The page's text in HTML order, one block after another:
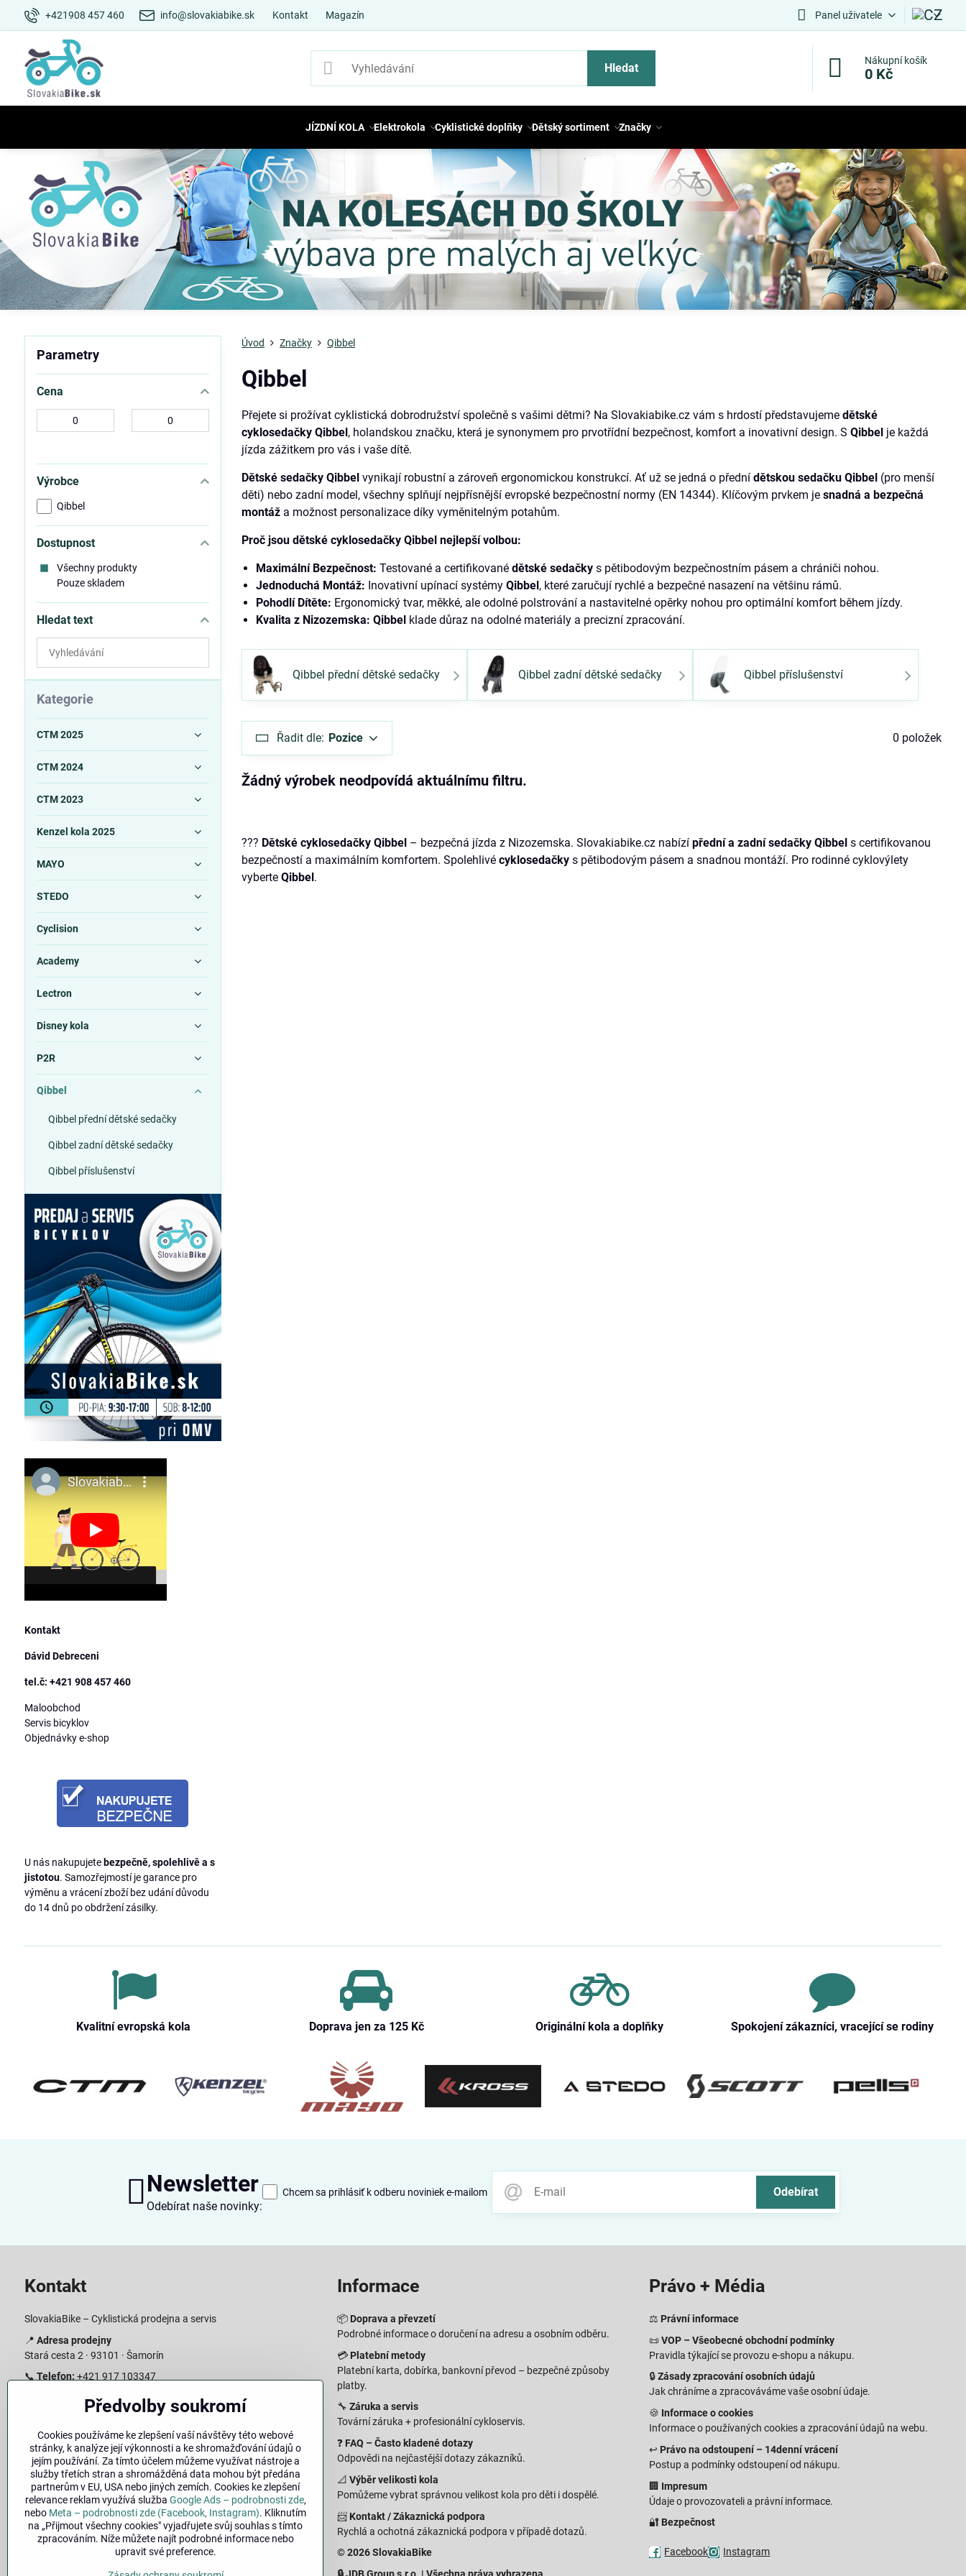
+421908 457 460 info@slovakiabike.sk Kontakt Magazín Panel uživatele
Hledat
Nákupní košík
0 Kč
JÍZDNÍ KOLA Elektrokola Cyklistické doplňky Dětský sortiment Značky
Úvod Značky Qibbel
Qibbel
Přejete si prožívat cyklistická dobrodružství společně s vašimi dětmi? Na Slovakiabike.cz vám s hrdostí představujemedětské
cyklosedačky Qibbel, holandskou značku, která je synonymem pro prvotřídní bezpečnost, komfort a inovativní design. SQibbel je každá
jízda zážitkem pro vás i vaše dítě.
Dětské sedačky Qibbel vynikají robustní a zároveň ergonomickou konstrukcí. Ať už se jedná o přednídětskou sedačku Qibbel (pro menší
děti) nebo zadní model, všechny splňují nejpřísnější evropské bezpečnostní normy (EN 14344). Klíčovým prvkem jesnadná a bezpečná
montáž a možnost personalizace díky vyměnitelným potahům.
Proč jsou dětské cyklosedačky Qibbel nejlepší volbou:
Maximální Bezpečnost: Testované a certifikovanédětské sedačky s pětibodovým bezpečnostním pásem a chrániči nohou.
Jednoduchá Montáž: Inovativní upínací systémyQibbel, které zaručují rychlé a bezpečné nasazení na většinu rámů.
Pohodlí Dítěte: Ergonomický tvar, měkké, ale odolné polstrování a nastavitelné opěrky nohou pro optimální komfort během jízdy.
Kvalita z Nizozemska: Qibbel klade důraz na odolné materiály a precizní zpracování.
Qibbel přední dětské sedačky Qibbel zadní dětské sedačky Qibbel příslušenství
Řadit dle: Pozice 0 položek
?‍?‍? Dětské cyklosedačky Qibbel – bezpečná jízda z Nizozemska. Slovakiabike.cz nabízípřední a zadní sedačky Qibbel s certifikovanou
bezpečností a maximálním komfortem. Spolehlivécyklosedačky s pětibodovým pásem a snadnou montáží. Pro rodinné cyklovýlety
vyberteQibbel.
Parametry
Cena
Výrobce
Qibbel
Dostupnost
Všechny produkty
Pouze skladem
Hledat text
Prohledat
výsledky
filtru
fulltextem
Kategorie
CTM 2025
CTM 2024
CTM 2023
Kenzel kola 2025
MAYO
STEDO
Cyclision
Academy
Lectron
Disney kola
P2R
Qibbel
Qibbel přední dětské sedačky
Qibbel zadní dětské sedačky
Qibbel příslušenství
Kontakt
Dávid Debreceni
tel.č: +421 908 457 460
Maloobchod
Servis bicyklov
Objednávky e-shop
U nás nakupujete bezpečně, spolehlivě a s
jistotou. Samozřejmostí je garance pro
výměnu a vrácení zboží bez udání důvodu
do 14 dnů po obdržení zásilky.
Kvalitní evropská kola Doprava jen za 125 Kč Originální kola a doplňky Spokojení zákazníci, vracející se rodiny
Newsletter
Odebírat naše novinky:
Odebírat
Chcem sa prihlásiť k odberu noviniek e-mailom
Kontakt
SlovakiaBike – Cyklistická prodejna a servis
📍 Adresa prodejny
Stará cesta 2 · 93101 · Šamorín
📞 Telefon: +421 917 103347
info@slovakiabike.sk
Pondělí–Pátek: 09:00–15:00
Sobota: 09:00–11:00
Neděle: Zavřeno
👉Zobrazit prodejnu na mapě(odkaz na Google Maps)
Informace
📦 Doprava a převzetí
Podrobné informace o doručení na adresu a osobním odběru.
💳 Platební metody
Platební karta, dobírka, bankovní převod – bezpečné způsoby
platby.
🔧 Záruka a servis
Tovární záruka + profesionální cykloservis.
❓ FAQ – Často kladené dotazy
Odpovědi na nejčastější dotazy zákazníků.
📐 Výběr velikosti kola
Pomůžeme vybrat správnou velikost kola pro děti i dospělé.
📨 Kontakt / Zákaznická podpora
Rychlá a ochotná zákaznická podpora v případě dotazů.
© 2026 SlovakiaBike
Právo + Média
⚖️ Právní informace
📜VOP – Všeobecné obchodní podmínky
Pravidla týkající se provozu e-shopu a nákupu.
🔒Zásady zpracování osobních údajů
Jak chráníme a zpracováváme vaše osobní údaje.
🍪 Informace o cookies
Informace o používaných cookies a zpracování údajů na webu.
↩️ Právo na odstoupení – 14denní vrácení
Postup a podmínky odstoupení od nákupu.
🏢 Impresum
Údaje o provozovateli a právní informace.
🔐 Bezpečnost
Facebook Instagram
Předvolby soukromí
Cookies používáme ke zlepšení vaší návštěvy této webové
stránky, k analýze její výkonnosti a ke shromažďování údajů o
jejím používání. Za tímto účelem můžeme využívat nástroje a
služby třetích stran a shromážděná data mohou být předána
partnerům v EU, USA nebo jiných zemích. Cookies ke zlepšení
relevance reklam využívá služba Google Ads – podrobnosti zde,
nebo Meta – podrobnosti zde (Facebook, Instagram). Kliknutím
na „Přijmout všechny cookies" vyjadřujete svůj souhlas s tímto
zpracováním. Níže můžete najít podrobné informace nebo
upravit své preference.